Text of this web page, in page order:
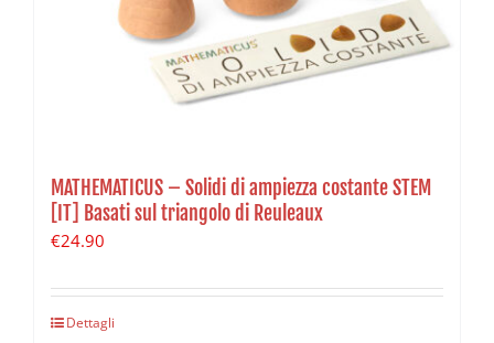
MATHEMATICUS – Solidi di ampiezza costante STEM
[IT] Basati sul triangolo di Reuleaux
€24.90
Dettagli